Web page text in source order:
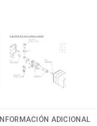
INFORMACIÓN ADICIONAL